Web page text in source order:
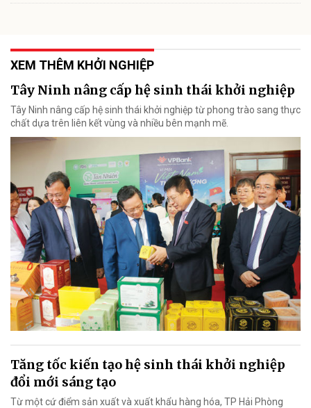
XEM THÊM KHỞI NGHIỆP
Tây Ninh nâng cấp hệ sinh thái khởi nghiệp
Tây Ninh nâng cấp hệ sinh thái khởi nghiệp từ phong trào sang thực
chất dựa trên liên kết vùng và nhiều bên mạnh mẽ.
Tăng tốc kiến tạo hệ sinh thái khởi nghiệp
đổi mới sáng tạo
Từ một cứ điểm sản xuất và xuất khẩu hàng hóa, TP Hải Phòng